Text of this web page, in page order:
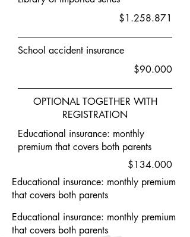
$1.258.871
School accident insurance
$90.000
OPTIONAL TOGETHER WITH
REGISTRATION
Educational insurance: monthly
premium that covers both parents
$134.000
Educational insurance: monthly premium
that covers both parents
Educational insurance: monthly premium
that covers both parents